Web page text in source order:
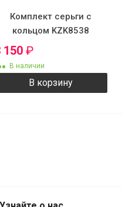
Комплект серьги с
кольцом KZK8538
150 ₽
В наличии
В корзину